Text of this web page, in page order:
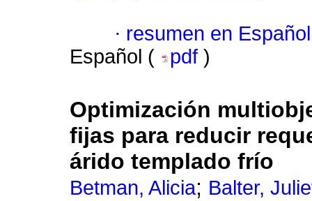
· resumen en Español
Español (
pdf )
Optimización
fijas para reducir
árido templado frío
Betman, Alicia; Balter,